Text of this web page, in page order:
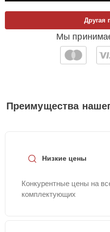
Мы
Другая
Преимущества
Низкие цены
Конкурентные цены на
комплектующих